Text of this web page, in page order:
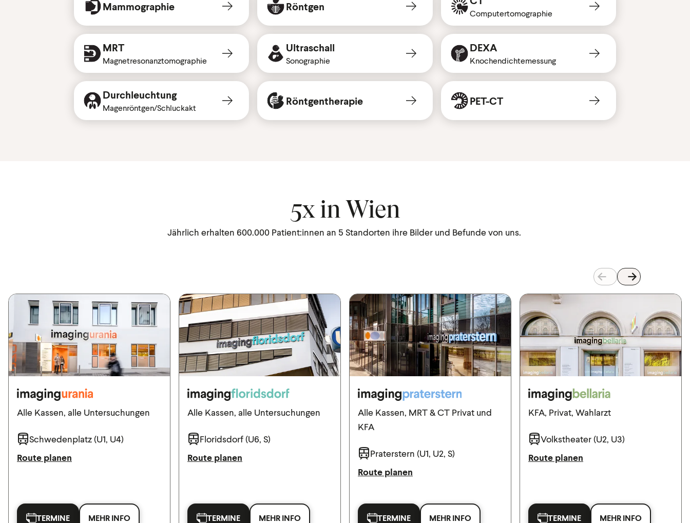
Mammographie Röntgen
Computertomographie
MRT
Magnetresonanztomographie
Ultraschall
Sonographie
DEXA
Knochendichtemessung
Durchleuchtung
Magenröntgen/Schluckakt
Röntgen­the­rapie PET-CT
5x in Wien
Jährlich erhalten 600.000 Patient:innen an 5 Standorten ihre Bilder und Befunde von uns.
Alle Kassen, alle Untersuchungen
Schwedenplatz (U1, U4)
Route planen
TERMINE MEHR INFO
Alle Kassen, alle Untersuchungen
Floridsdorf (U6, S)
Route planen
TERMINE MEHR INFO
Alle Kassen, MRT & CT Privat und
KFA
Praterstern (U1, U2, S)
Route planen
TERMINE MEHR INFO
KFA, Privat, Wahlarzt
Volkstheater (U2, U3)
Route planen
TERMINE MEHR INFO